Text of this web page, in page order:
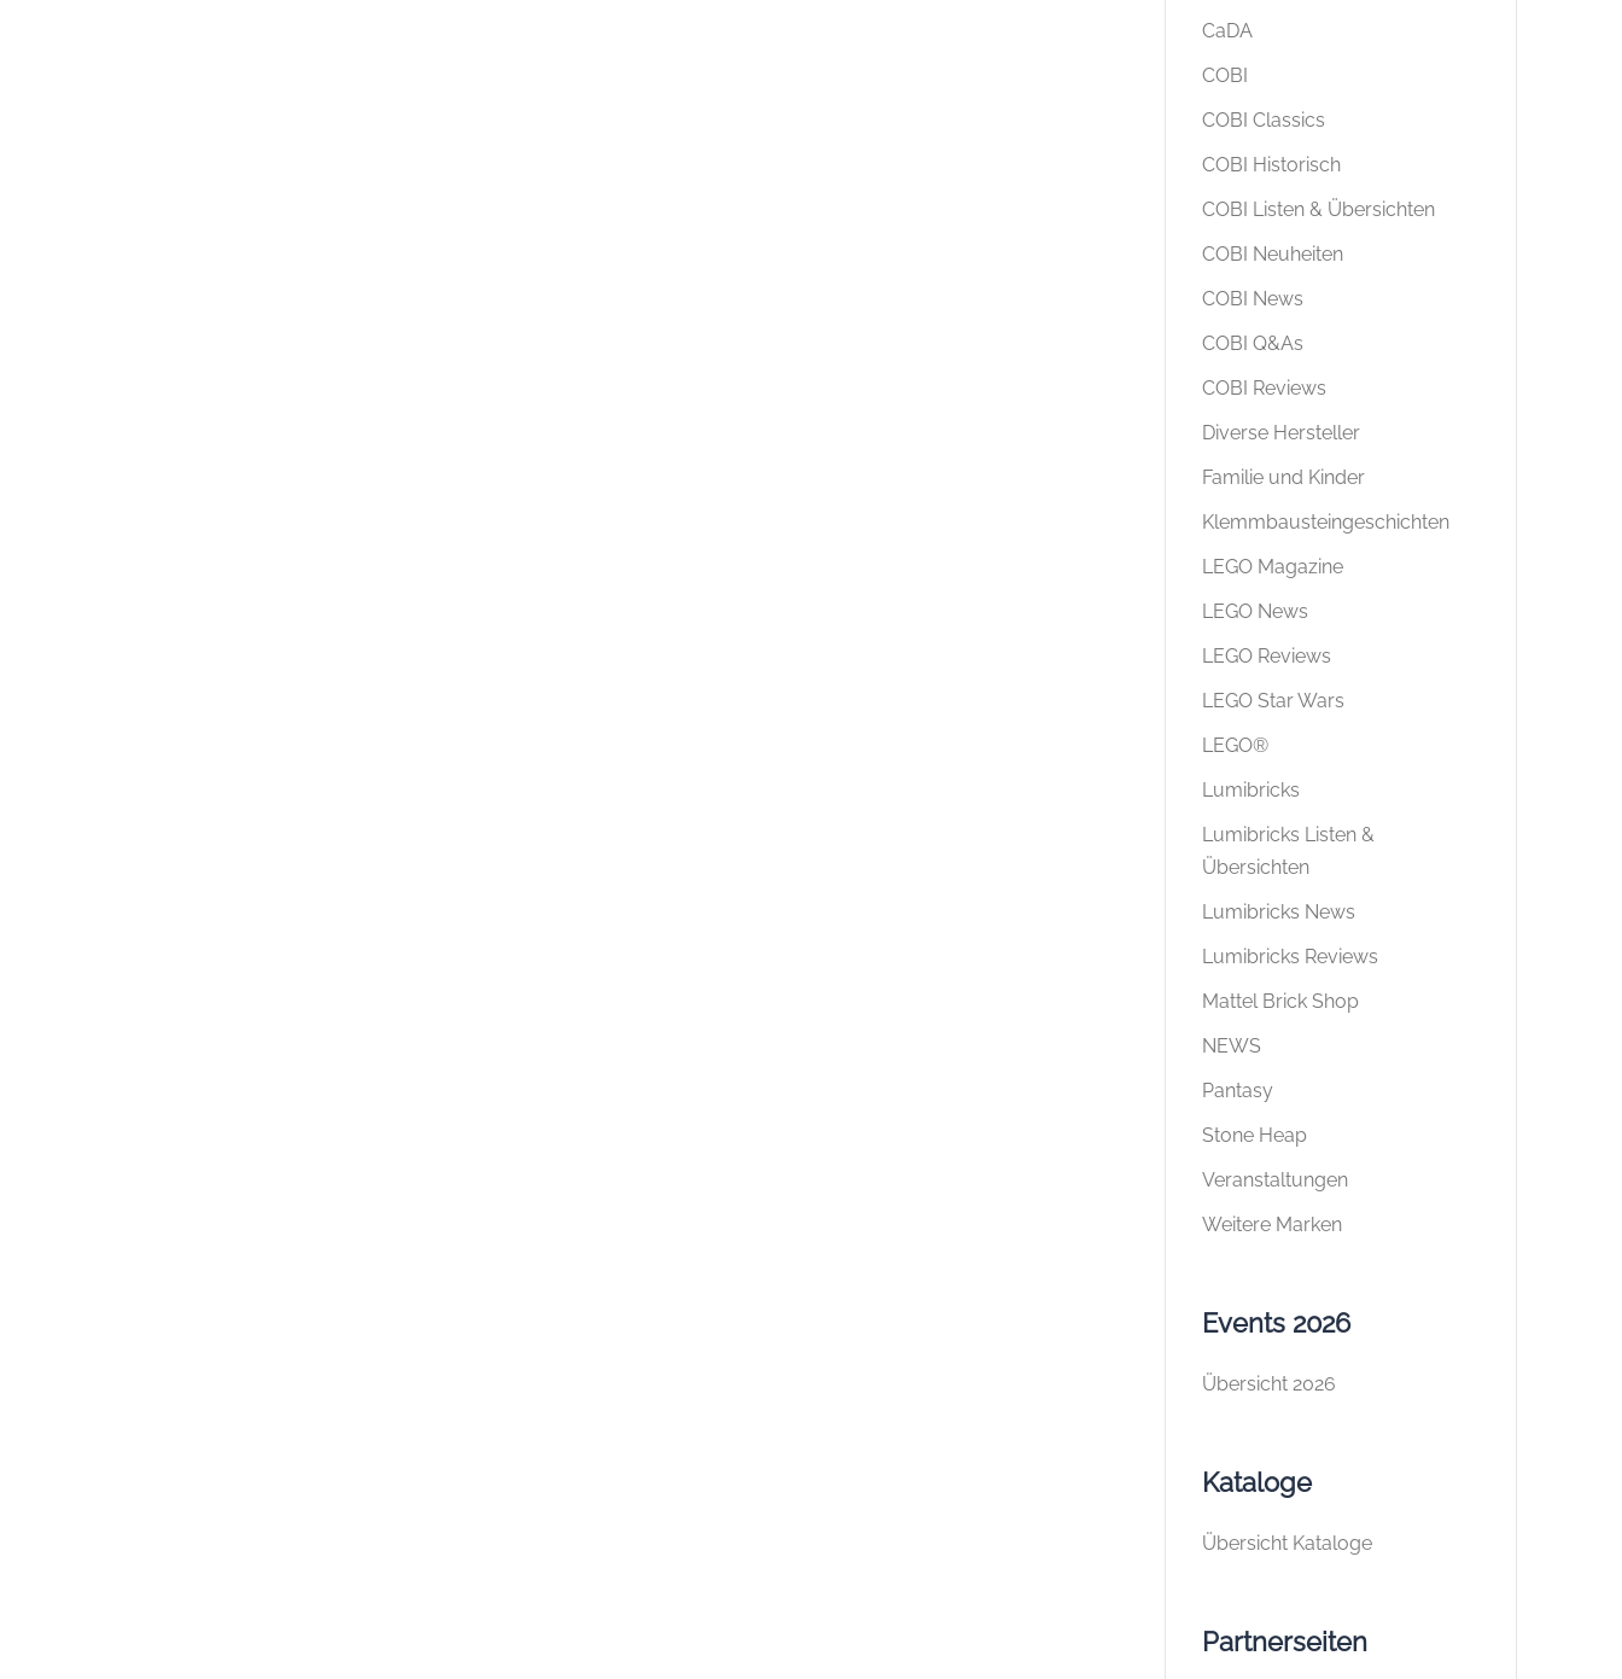
CaDA
COBI
COBI Classics
COBI Historisch
COBI Listen & Übersichten
COBI Neuheiten
COBI News
COBI Q&As
COBI Reviews
Diverse Hersteller
Familie und Kinder
Klemmbausteingeschichten
LEGO Magazine
LEGO News
LEGO Reviews
LEGO Star Wars
LEGO®
Lumibricks
Lumibricks Listen &
Übersichten
Lumibricks News
Lumibricks Reviews
Mattel Brick Shop
NEWS
Pantasy
Stone Heap
Veranstaltungen
Weitere Marken
Events 2026
Übersicht 2026
Kataloge
Übersicht Kataloge
Partnerseiten